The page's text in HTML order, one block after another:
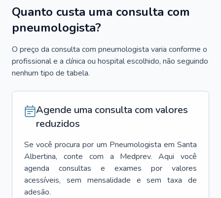
Quanto custa uma consulta com
pneumologista?
O preço da consulta com pneumologista varia conforme o
profissional e a clínica ou hospital escolhido, não seguindo
nenhum tipo de tabela.
Agende uma consulta com valores
reduzidos
Se você procura por um Pneumologista em Santa
Albertina, conte com a Medprev. Aqui você
agenda consultas e exames por valores
acessíveis, sem mensalidade e sem taxa de
adesão.